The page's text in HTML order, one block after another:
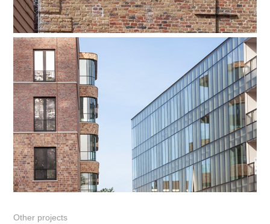
Other projects